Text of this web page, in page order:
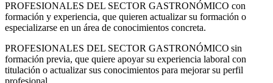
PROFESIONALES DEL SECTOR GASTRONÓMICO con
formación y experiencia, que quieren actualizar su formación o
especializarse en un área de conocimientos concreta.
PROFESIONALES DEL SECTOR GASTRONÓMICO sin
formación previa, que quiere apoyar su experiencia laboral con
titulación o actualizar sus conocimientos para mejorar su perfil